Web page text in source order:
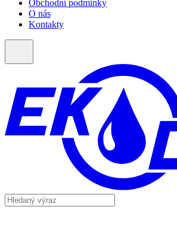
Obchodní podmínky
O nás
Kontakty